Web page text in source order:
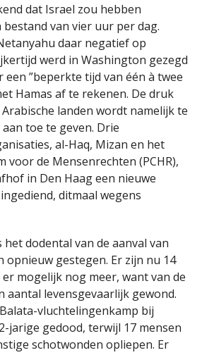
dat Israel zou hebben
van vier uur per dag.
daar negatief op
werd in Washington gezegd
”beperkte tijd van één à twee
Hamas af te rekenen. De druk
landen wordt namelijk te
toe te geven. Drie
al-Haq, Mizan en het
voor de Mensenrechten (PCHR),
in Den Haag een nieuwe
ditmaal wegens
het dodental van de aanval van
opnieuw gestegen. Er zijn nu 14
mogelijk nog meer, want van de
aantal levensgevaarlijk gewond.
vluchtelingenkamp bij
jarige gedood, terwijl 17 mensen
schotwonden opliepen. Er